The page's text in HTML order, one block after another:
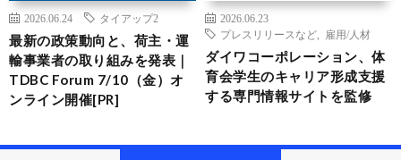
2026.06.24 タイアップ2
最新の政策動向と、荷主・運
輸事業者の取り組みを発表｜
TDBC Forum 7/10（金）オ
ンライン開催[PR]
2026.06.23
プレスリリースなど
雇用/人材
ダイワコーポレーション、体
育会学生のキャリア形成支援
する専門情報サイトを監修